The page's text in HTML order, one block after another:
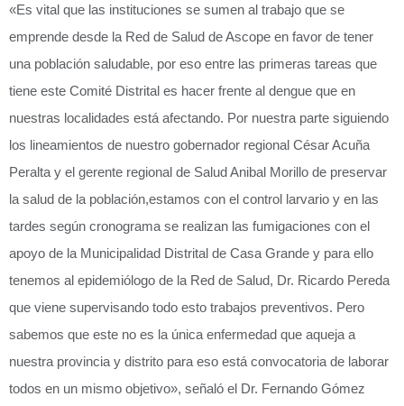
«Es vital que las instituciones se sumen al trabajo que se
emprende desde la Red de Salud de Ascope en favor de tener
una población saludable, por eso entre las primeras tareas que
tiene este Comité Distrital es hacer frente al dengue que en
nuestras localidades está afectando. Por nuestra parte siguiendo
los lineamientos de nuestro gobernador regional César Acuña
Peralta y el gerente regional de Salud Anibal Morillo de preservar
la salud de la población,estamos con el control larvario y en las
tardes según cronograma se realizan las fumigaciones con el
apoyo de la Municipalidad Distrital de Casa Grande y para ello
tenemos al epidemiólogo de la Red de Salud, Dr. Ricardo Pereda
que viene supervisando todo esto trabajos preventivos. Pero
sabemos que este no es la única enfermedad que aqueja a
nuestra provincia y distrito para eso está convocatoria de laborar
todos en un mismo objetivo», señaló el Dr. Fernando Gómez